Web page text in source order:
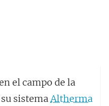
el campo de la
sistemaAltherma